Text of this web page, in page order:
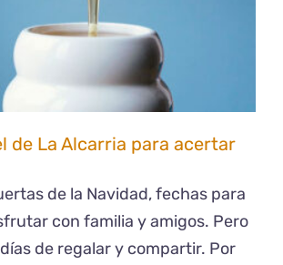
de La Alcarria para acertar
de la Navidad, fechas para
con familia y amigos. Pero
de regalar y compartir. Por